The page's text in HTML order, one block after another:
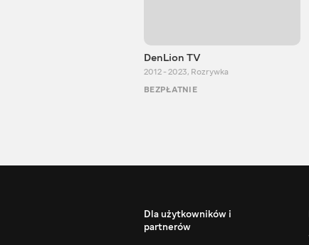
DenLion TV
2012 - 2023, Rozrywka
BEZPŁATNIE
Dla użytkowników i
partnerów